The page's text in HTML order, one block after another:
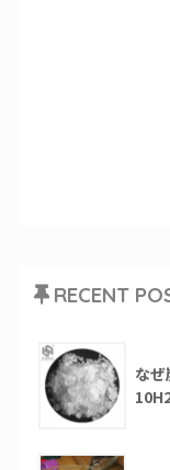
RECENT
なぜ